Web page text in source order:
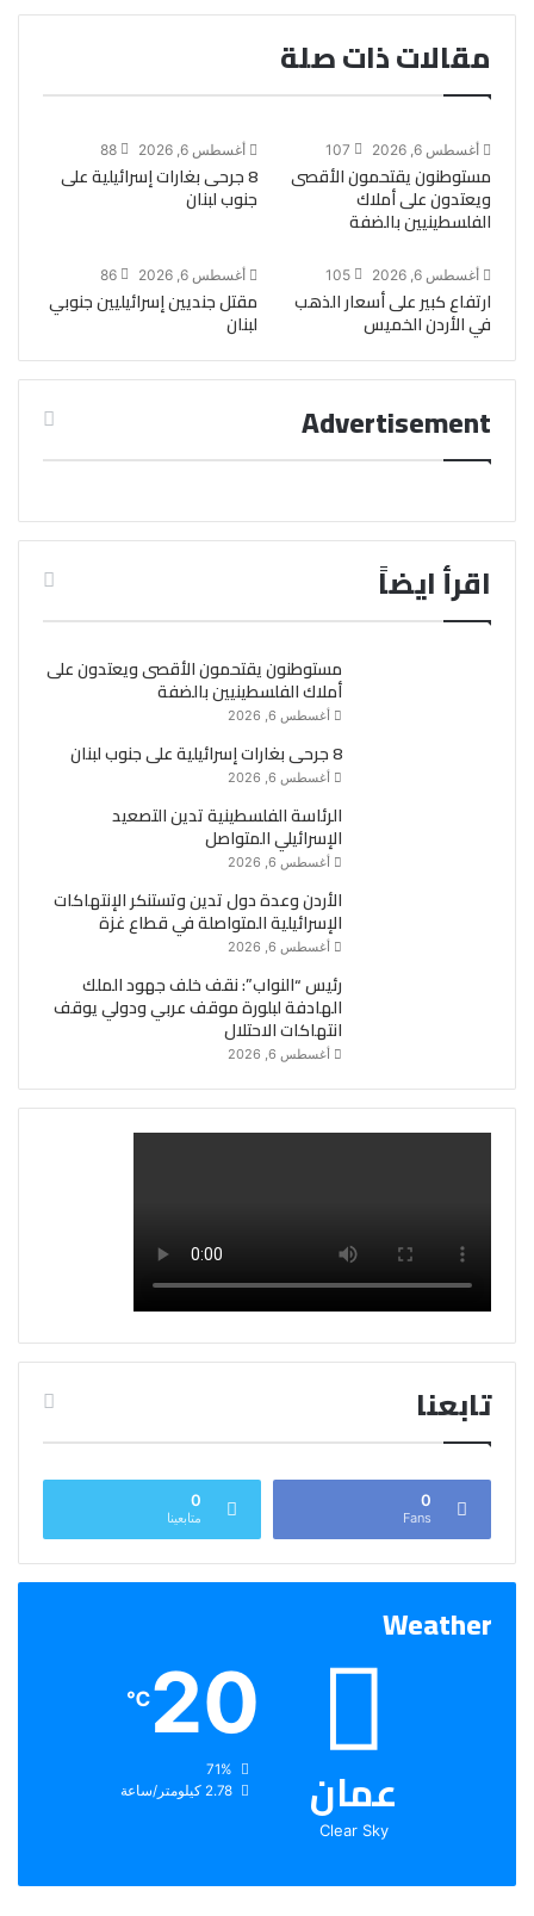
مقالات ذات صلة
أغسطس 6, 2026 107
مستوطنون يقتحمون الأقصى
ويعتدون على أملاك
الفلسطينيين بالضفة
أغسطس 6, 2026 88
8 جرحى بغارات إسرائيلية على
جنوب لبنان
أغسطس 6, 2026 105
ارتفاع كبير على أسعار الذهب
في الأردن الخميس
أغسطس 6, 2026 86
مقتل جنديين إسرائيليين جنوبي
لبنان
Advertisement
اقرأ ايضاً
مستوطنون يقتحمون الأقصى ويعتدون على
أملاك الفلسطينيين بالضفة
أغسطس 6, 2026
8 جرحى بغارات إسرائيلية على جنوب لبنان
أغسطس 6, 2026
الرئاسة الفلسطينية تدين التصعيد
الإسرائيلي المتواصل
أغسطس 6, 2026
الأردن وعدة دول تدين وتستنكر الإنتهاكات
الإسرائيلية المتواصلة في قطاع غزة
أغسطس 6, 2026
رئيس “النواب”: نقف خلف جهود الملك
الهادفة لبلورة موقف عربي ودولي يوقف
انتهاكات الاحتلال
أغسطس 6, 2026
تابعنا
0
Fans
0
متابعينا
Weather
عمان
Clear Sky
20
℃
الرطوبة:
الرياح: